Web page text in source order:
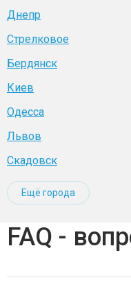
Днепр
Стрелковое
Бердянск
Киев
Одесса
Львов
Скадовск
Ещё города
FAQ -